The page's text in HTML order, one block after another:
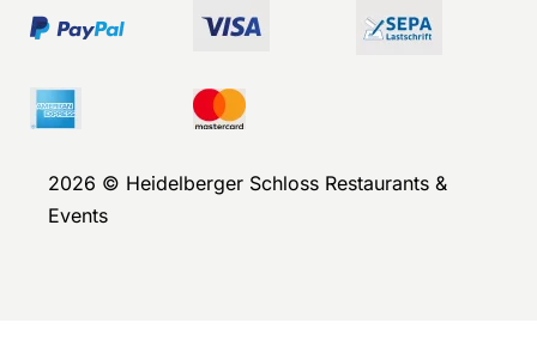
2026 © Heidelberger Schloss Restaurants &
Events